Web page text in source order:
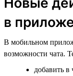
в
В мобильном
возможности чата.
добавить в